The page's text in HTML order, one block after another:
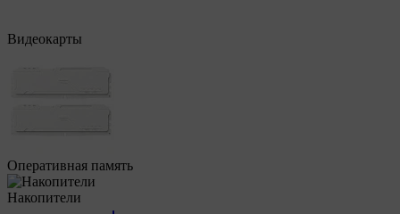
Видеокарты
Оперативная память
Накопители